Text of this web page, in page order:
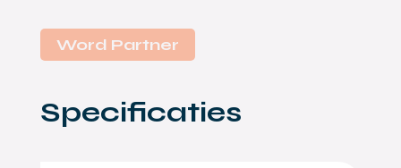
Word Partner
Specificaties